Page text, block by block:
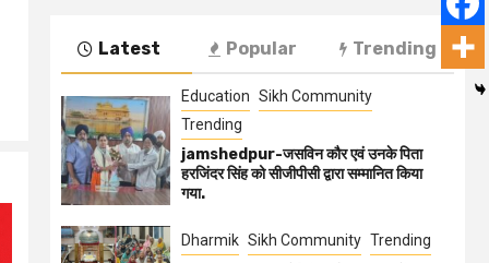
Latest Popular Trending
Education Sikh Community
Trending
jamshedpur-जसविन कौर एवं उनके पिता
हरजिंदर सिंह को सीजीपीसी द्वारा सम्मानित किया
गया.
Dharmik Sikh Community Trending